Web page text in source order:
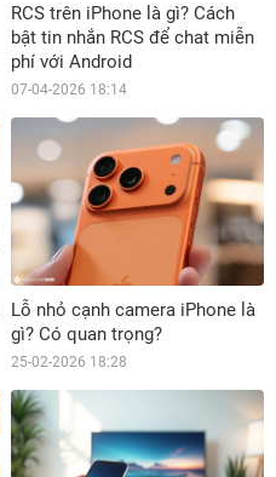
RCS trên iPhone là gì? Cách
bật tin nhắn RCS để chat miễn
phí với Android
07-04-2026 18:14
Lỗ nhỏ cạnh camera iPhone là
gì? Có quan trọng?
25-02-2026 18:28